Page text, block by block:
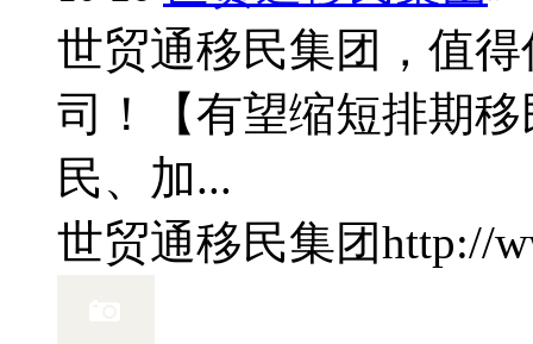
世贸通移民集团，值
司！【有望缩短排期
民、加...
世贸通移民集团http://